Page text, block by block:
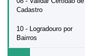
Cadastro
10 - Logradouro por
Bairros